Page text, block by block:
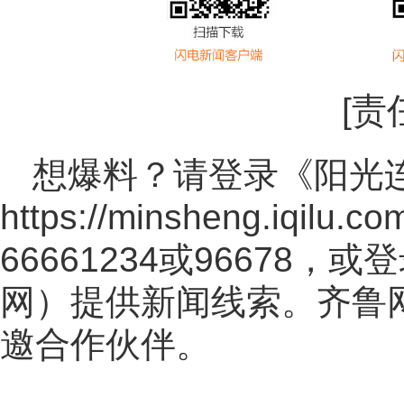
[责
想爆料？请登录《阳光
https://
66661234或96678，或
网 ）提供新闻线索。齐鲁
邀合作伙伴。